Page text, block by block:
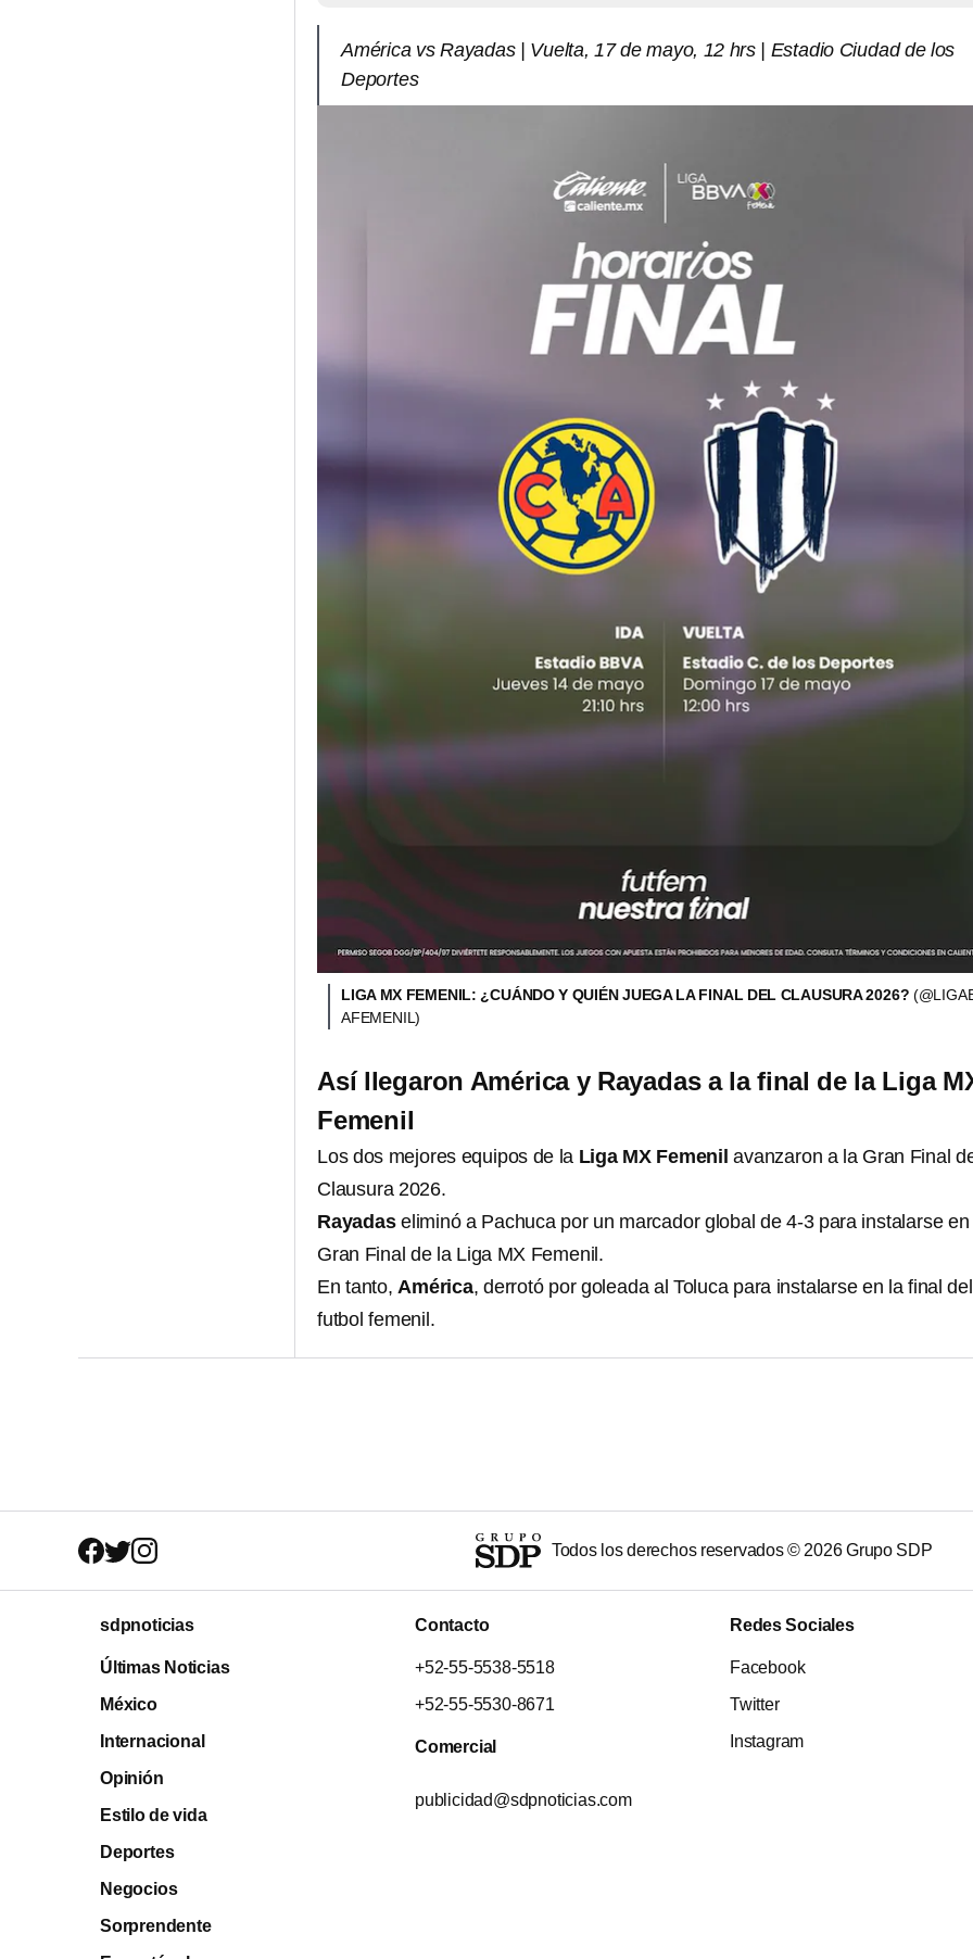
América vs Rayadas | Vuelta, 17 de mayo, 12 hrs | Estadio Ciudad de los
Deportes
LIGA MX FEMENIL: ¿CUÁNDO Y QUIÉN JUEGA LA FINAL DEL CLAUSURA 2026?
AFEMENIL)
Así llegaron América y Rayadas a la final de la Liga
Femenil
Los dos mejores equipos de la Liga MX Femenil avanzaron a la Gran Final
Clausura 2026.
Rayadaseliminó a Pachuca por un marcador global de 4-3 para instalarse en
Gran Final de la Liga MX Femenil.
En tanto, América, derrotó por goleada al Toluca para instalarse en la final del
futbol femenil.
Todos los derechos reservados © 2026Grupo SDP
sdpnoticias
Últimas Noticias
México
Internacional
Opinión
Estilo de vida
Deportes
Negocios
Sorprendente
Contacto
+52-55-5538-5518
+52-55-5530-8671
Comercial
publicidad@sdpnoticias.com
Redes Sociales
Facebook
Twitter
Instagram